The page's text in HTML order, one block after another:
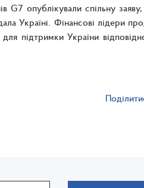
G7 опублікували спільну
Україні. Фінансові лідери
підтримки України